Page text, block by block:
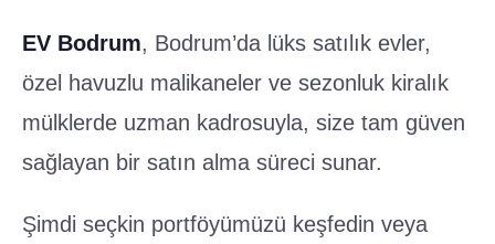
EV Bodrum, Bodrum’da lüks satılık evler,
özel havuzlu malikaneler ve sezonluk kiralık
mülklerde uzman kadrosuyla, size tam güven
sağlayan bir satın alma süreci sunar.
Şimdi seçkin portföyümüzü keşfedin veya